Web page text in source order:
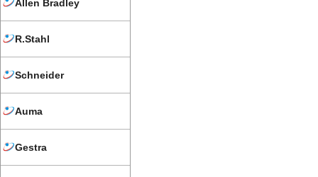
Allen Bradley
R.Stahl
Schneider
Auma
Gestra